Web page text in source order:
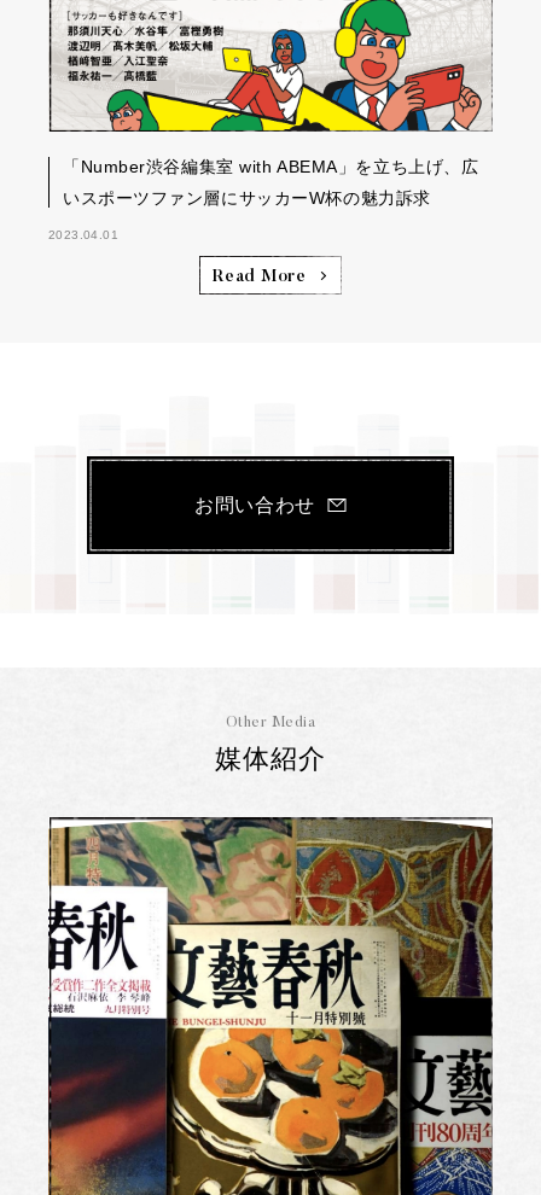
「Number渋谷編集室 with ABEMA」を立ち上げ、広
いスポーツファン層にサッカーW杯の魅力訴求
2023.04.01
Read More
お問い合わせ
Other Media
媒体紹介